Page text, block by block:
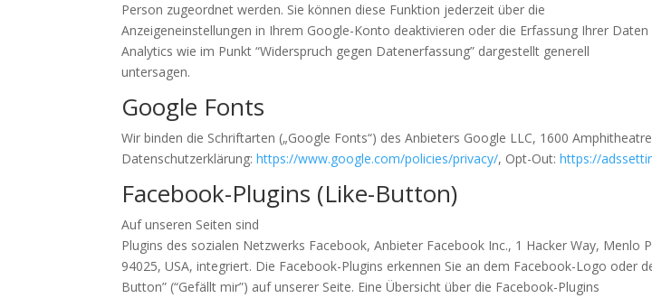
Person zugeordnet werden. Sie können diese Funktion jederzeit über die
Anzeigeneinstellungen in Ihrem Google-Konto deaktivieren oder die Erfassung Ihrer Daten
Analytics wie im Punkt “Widerspruch gegen Datenerfassung” dargestellt generell
untersagen.
Google Fonts
Wir binden die Schriftarten („Google Fonts“) des Anbieters Google LLC, 1600
Datenschutzerklärung:https://www.google.com/policies/privacy/, Opt-Out:https://
Facebook-Plugins (Like-Button)
Auf unseren Seiten sind
Plugins des sozialen Netzwerks Facebook, Anbieter Facebook Inc., 1 Hacker Way, Menlo
94025, USA, integriert. Die Facebook-Plugins erkennen Sie an dem Facebook-Logo oder
Button” (“Gefällt mir”) auf unserer Seite. Eine Übersicht über die Facebook-Plugins